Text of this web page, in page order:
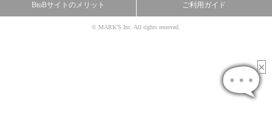
BtoBサイトのメリット ご利用ガイド
© MARK'S Inc. All rights reserved.